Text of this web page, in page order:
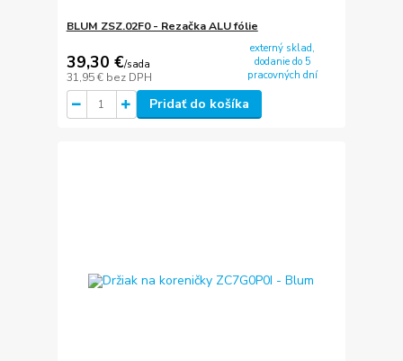
BLUM ZSZ.02F0 - Rezačka ALU fólie
39,30 €/sada
31,95 € bez DPH
externý sklad,
dodanie do 5
pracovných dní
Pridať do košíka